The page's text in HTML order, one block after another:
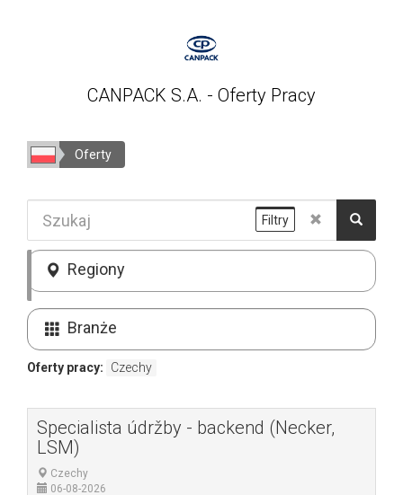
CANPACK S.A. - Oferty Pracy
Oferty
Regiony
Branże
Oferty pracy: Czechy
Filtry
Specialista údržby - backend (Necker,
LSM)
Czechy
06-08-2026